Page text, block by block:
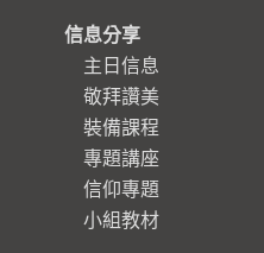
信息分享
主日信息
敬拜讚美
裝備課程
專題講座
信仰專題
小組教材